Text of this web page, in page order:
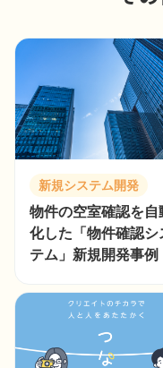
新規システム開発
物件の空室確認を自
化した「物件確認シ
テム」新規開発事例